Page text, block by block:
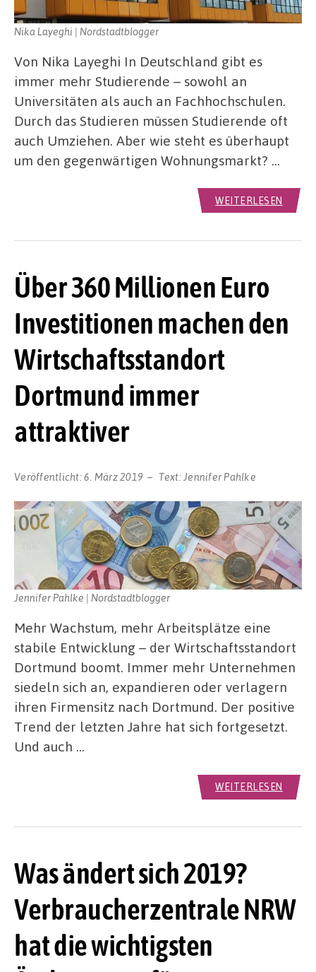
Nika Layeghi | Nordstadtblogger
Von Nika Layeghi In Deutschland gibt es
immer mehr Studierende – sowohl an
Universitäten als auch an Fachhochschulen.
Durch das Studieren müssen Studierende oft
auch Umziehen. Aber wie steht es überhaupt
um den gegenwärtigen Wohnungsmarkt? …
WEITERLESEN
Über 360 Millionen Euro
Investitionen machen den
Wirtschaftsstandort
Dortmund immer
attraktiver
Veröffentlicht:6. März 2019 Text: Jennifer Pahlke
Jennifer Pahlke | Nordstadtblogger
Mehr Wachstum, mehr Arbeitsplätze eine
stabile Entwicklung – der Wirtschaftsstandort
Dortmund boomt. Immer mehr Unternehmen
siedeln sich an, expandieren oder verlagern
ihren Firmensitz nach Dortmund. Der positive
Trend der letzten Jahre hat sich fortgesetzt.
Und auch …
WEITERLESEN
Was ändert sich 2019?
Verbraucherzentrale NRW
hat die wichtigsten